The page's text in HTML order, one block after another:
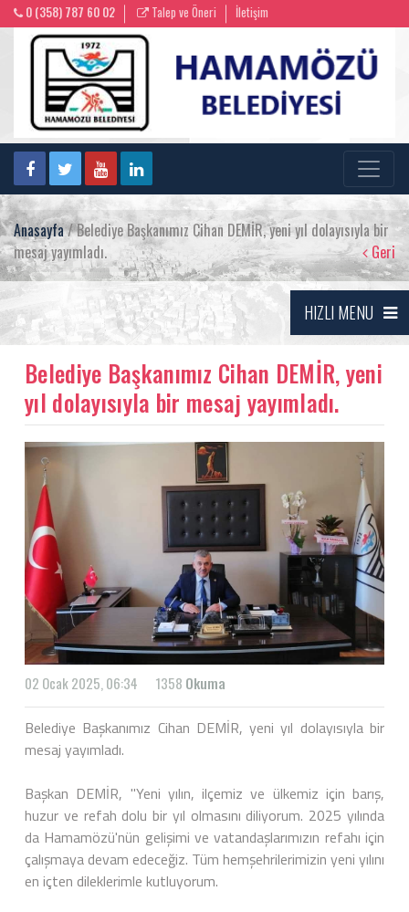
0 (358) 787 60 02 Talep ve Öneri İletişim
Anasayfa/ Belediye Başkanımız Cihan DEMİR, yeni yıl dolayısıyla bir
mesaj yayımladı.
Geri
HIZLI MENU
Belediye Başkanımız Cihan DEMİR, yeni
yıl dolayısıyla bir mesaj yayımladı.
02 Ocak 2025, 06:34 1358 Okuma
Belediye Başkanımız Cihan DEMİR, yeni yıl dolayısıyla bir
mesaj yayımladı.
Başkan DEMİR, "Yeni yılın, ilçemiz ve ülkemiz için barış,
huzur ve refah dolu bir yıl olmasını diliyorum. 2025 yılında
da Hamamözü'nün gelişimi ve vatandaşlarımızın refahı için
çalışmaya devam edeceğiz. Tüm hemşehrilerimizin yeni yılını
en içten dileklerimle kutluyorum.